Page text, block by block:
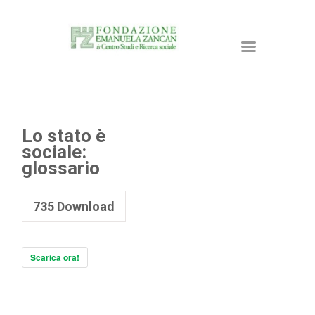
HOME
LA FONDAZIONE
ATTIVITÀ E PROGETTI
PUBBLICAZIONI
NEWS
Lo stato è
sociale:
glossario
735 Download
Scarica ora!